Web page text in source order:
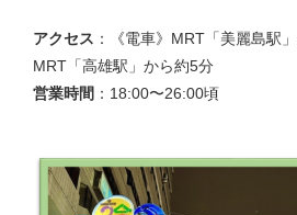
アクセス ：《電車》MRT「美麗島駅
MRT「高雄駅」から約5分
営業時間 ：18:00〜26:00頃